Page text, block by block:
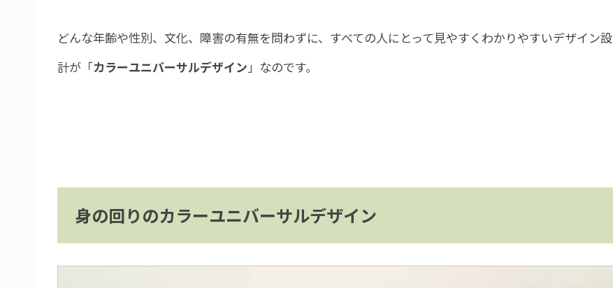
どんな年齢や性別、文化、障害の有無を問わずに、すべての人にとって見やすくわかりやすいデザイン設
計が「カラーユニバーサルデザイン 」なのです。
身の回りのカラーユニバーサルデザイン